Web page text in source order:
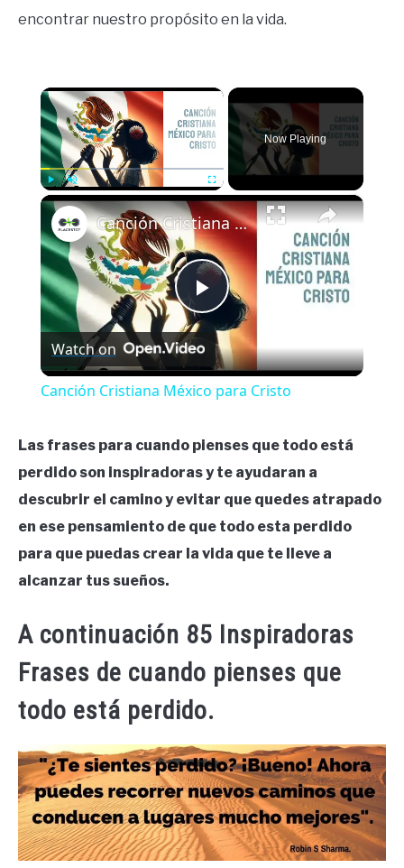
encontrar nuestro propósito en la vida.
×
Play Unmute Fullscreen
Now Playing
×
Play
Video
Canción Cristiana México para Cristo
Watch on
Canción Cristiana México para Cristo
Las frases para cuando pienses que todo está
perdido son inspiradoras y te ayudaran a
descubrir el camino y evitar que quedes atrapado
en ese pensamiento de que todo esta perdido
para que puedas crear la vida que te lleve a
alcanzar tus sueños.
A continuación 85 Inspiradoras
Frases de cuando pienses que
todo está perdido.